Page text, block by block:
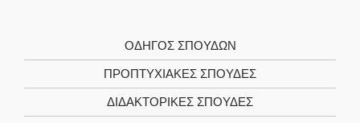
ΟΔΗΓΌΣ ΣΠΟΥΔΏΝ
ΠΡΟΠΤΥΧΙΑΚΈΣ ΣΠΟΥΔΈΣ
ΔΙΔΑΚΤΟΡΙΚΈΣ ΣΠΟΥΔΈΣ